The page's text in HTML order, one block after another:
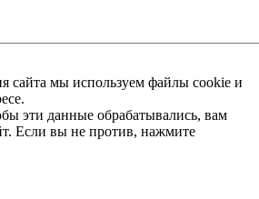
сайта мы используем файлы cookie и
эти данные обрабатывались, вам
Если вы не против, нажмите